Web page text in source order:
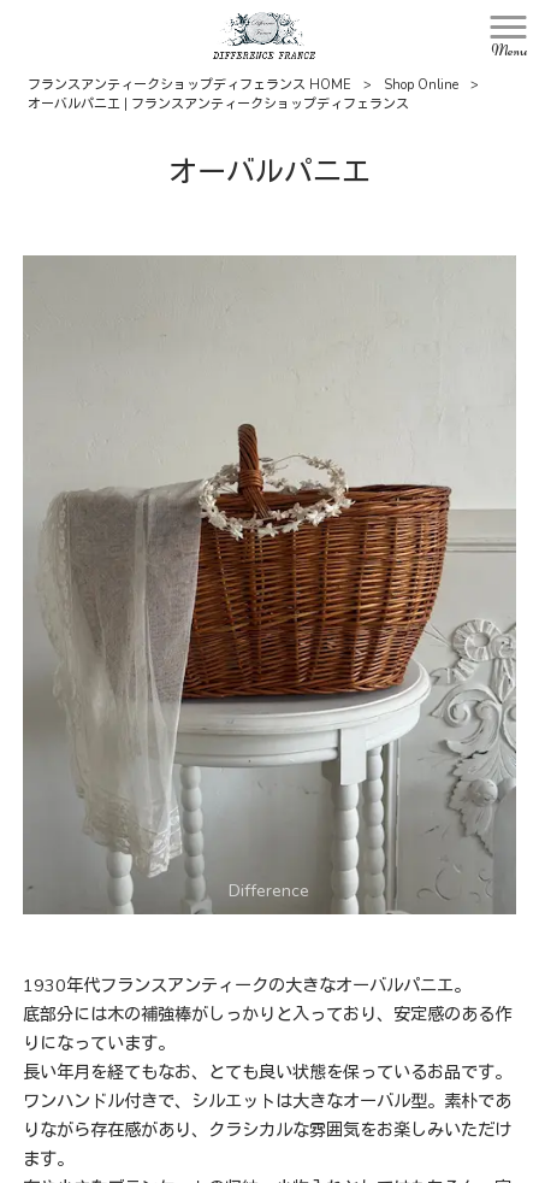
Menu
フランスアンティークショップディフェランス HOME > Shop Online
>
オーバルパニエ | フランスアンティークショップディフェランス
オーバルパニエ
1930年代フランスアンティークの大きなオーバルパニエ。
底部分には木の補強棒がしっかりと入っており、安定感のある作
りになっています。
長い年月を経てもなお、とても良い状態を保っているお品です。
ワンハンドル付きで、シルエットは大きなオーバル型。素朴であ
りながら存在感があり、クラシカルな雰囲気をお楽しみいただけ
ます。